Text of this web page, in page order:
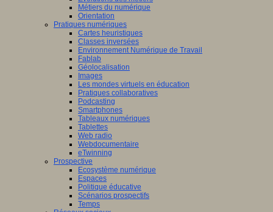
Métiers du numérique
Orientation
Pratiques numériques
Cartes heuristiques
Classes inversées
Environnement Numérique de Travail
Fablab
Géolocalisation
Images
Les mondes virtuels en éducation
Pratiques collaboratives
Podcasting
Smartphones
Tableaux numériques
Tablettes
Web radio
Webdocumentaire
eTwinning
Prospective
Ecosystème numérique
Espaces
Politique éducative
Scénarios prospectifs
Temps